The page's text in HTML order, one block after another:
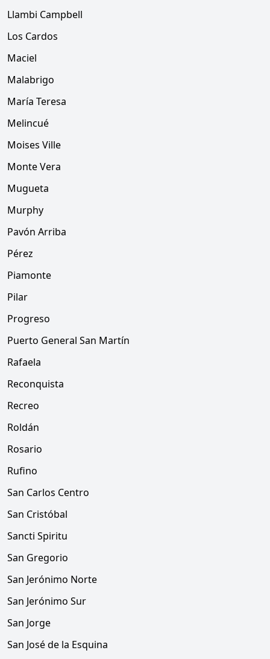
Llambi Campbell
Los Cardos
Maciel
Malabrigo
María Teresa
Melincué
Moises Ville
Monte Vera
Mugueta
Murphy
Pavón Arriba
Pérez
Piamonte
Pilar
Progreso
Puerto General San Martín
Rafaela
Reconquista
Recreo
Roldán
Rosario
Rufino
San Carlos Centro
San Cristóbal
Sancti Spiritu
San Gregorio
San Jerónimo Norte
San Jerónimo Sur
San Jorge
San José de la Esquina